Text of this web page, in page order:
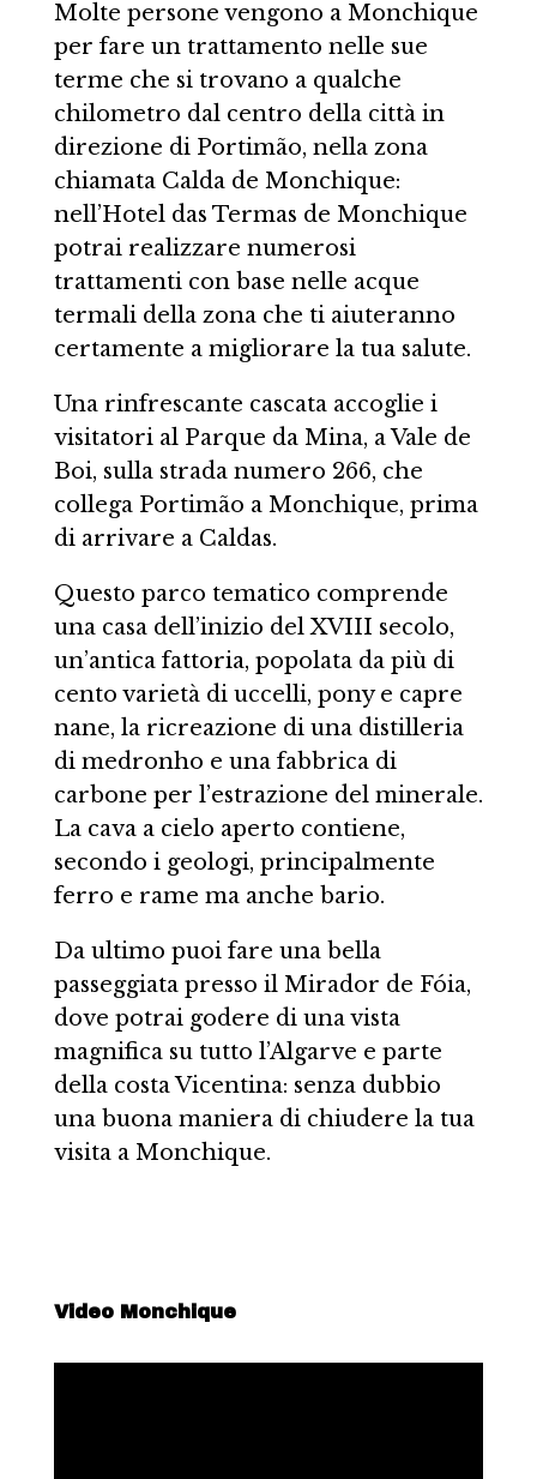
Molte persone vengono a Monchique
per fare un trattamento nelle sue
terme che si trovano a qualche
chilometro dal centro della città in
direzione di Portimão, nella zona
chiamata Calda de Monchique:
nell’Hotel das Termas de Monchique
potrai realizzare numerosi
trattamenti con base nelle acque
termali della zona che ti aiuteranno
certamente a migliorare la tua salute.
Una rinfrescante cascata accoglie i
visitatori al Parque da Mina, a Vale de
Boi, sulla strada numero 266, che
collega Portimão a Monchique, prima
di arrivare a Caldas.
Questo parco tematico comprende
una casa dell’inizio del XVIII secolo,
un’antica fattoria, popolata da più di
cento varietà di uccelli, pony e capre
nane, la ricreazione di una distilleria
di medronho e una fabbrica di
carbone per l’estrazione del minerale.
La cava a cielo aperto contiene,
secondo i geologi, principalmente
ferro e rame ma anche bario.
Da ultimo puoi fare una bella
passeggiata presso il Mirador de Fóia,
dove potrai godere di una vista
magnifica su tutto l’Algarve e parte
della costa Vicentina: senza dubbio
una buona maniera di chiudere la tua
visita a Monchique.
Video Monchique